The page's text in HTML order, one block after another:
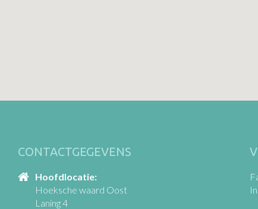
CONTACTGEGEVENS
Hoofdlocatie:
Hoeksche waard Oost
Laning 4